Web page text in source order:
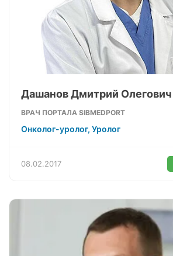
Дашанов Дмитрий Олегович
ВРАЧ ПОРТАЛА SIBMEDPORT
Онколог-уролог, Уролог
08.02.2017